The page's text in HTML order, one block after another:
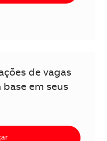
de vagas
em seus